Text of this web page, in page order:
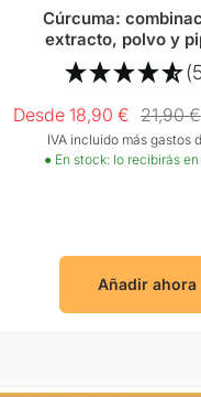
Cúrcuma:
extracto, polvo y
Precio
Oferta
Desde 18,90 € Precio
normal
21,90 €
IVA incluido más gastos
● En stock: lo recibirás
Añadir ahora